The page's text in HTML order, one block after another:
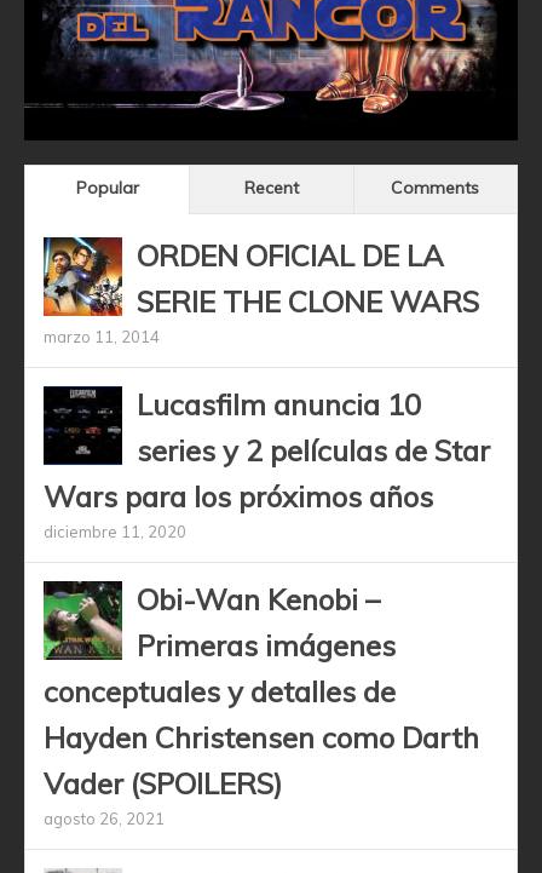
Popular Recent Comments
ORDEN OFICIAL DE LA
SERIE THE CLONE WARS
marzo 11, 2014
Lucasfilm anuncia 10
series y 2 películas de Star
Wars para los próximos años
diciembre 11, 2020
Obi-Wan Kenobi –
Primeras imágenes
conceptuales y detalles de
Hayden Christensen como Darth
Vader (SPOILERS)
agosto 26, 2021